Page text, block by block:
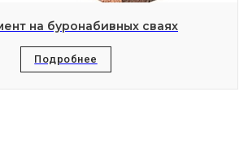
на буронабивных сваях
Подробнее